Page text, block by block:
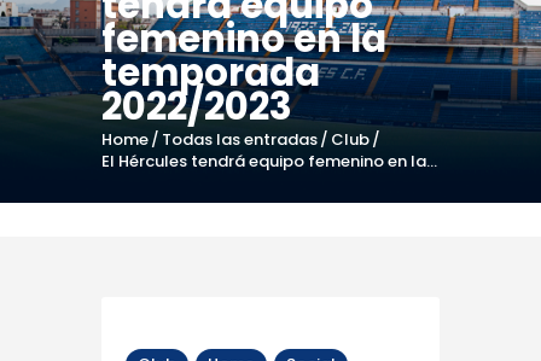
femenino en la
temporada
2022/2023
Home Todas las entradas
Club
El Hércules tendrá equipo femenino en la...